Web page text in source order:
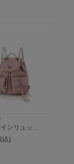
ンリュッ...
込)